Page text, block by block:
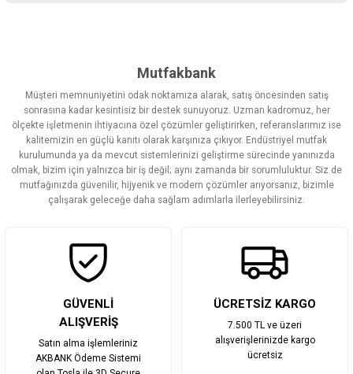
Görüş ve önerileriniz için teşekkür ederiz.
Ürün resmi kalitesiz, bozuk veya görüntülenemiyor.
Ürün açıklamasında eksik bilgiler bulunuyor.
Ürün bilgilerinde hatalar bulunuyor.
Ürün fiyatı diğer sitelerden daha pahalı.
Bu ürüne benzer farklı alternatifler olmalı.
Mutfakbank
Müşteri memnuniyetini odak noktamıza alarak, satış öncesinden satış
sonrasına kadar kesintisiz bir destek sunuyoruz. Uzman kadromuz, her
ölçekte işletmenin ihtiyacına özel çözümler geliştirirken, referanslarımız ise
kalitemizin en güçlü kanıtı olarak karşınıza çıkıyor. Endüstriyel mutfak
kurulumunda ya da mevcut sistemlerinizi geliştirme sürecinde yanınızda
olmak, bizim için yalnızca bir iş değil; aynı zamanda bir sorumluluktur. Siz de
mutfağınızda güvenilir, hijyenik ve modern çözümler arıyorsanız, bizimle
çalışarak geleceğe daha sağlam adımlarla ilerleyebilirsiniz.
GÜVENLİ
ALIŞVERİŞ
Satın alma işlemleriniz
AKBANK Ödeme Sistemi
ÜCRETSİZ KARGO
7.500 TL ve üzeri
alışverişlerinizde kargo
ücretsiz